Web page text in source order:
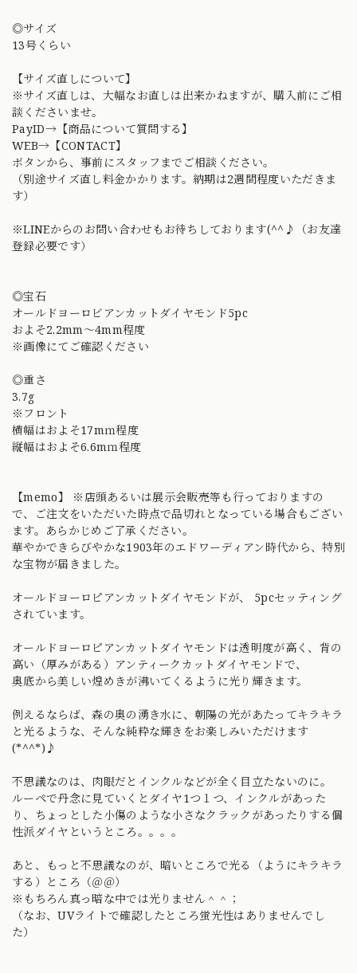
◎サイズ
13号くらい
【サイズ直しについて】
※サイズ直しは、大幅なお直しは出来かねますが、購入前にご相
談くださいませ。
PayID→【商品について質問する】
WEB→【CONTACT】
ボタンから、事前にスタッフまでご相談ください。
（別途サイズ直し料金かかります。納期は2週間程度いただきま
す）
※LINEからのお問い合わせもお待ちしております(^^♪（お友達
登録必要です）
◎宝石
オールドヨーロビアンカットダイヤモンド5pc
およそ2.2mm〜4mm程度
※画像にてご確認ください
◎重さ
3.7g
※フロント
横幅はおよそ17mｍ程度
縦幅はおよそ6.6mｍ程度
【memo】 ※店頭あるいは展示会販売等も行っておりますの
で、ご注文をいただいた時点で品切れとなっている場合もござい
ます。あらかじめご了承ください。
華やかできらびやかな1903年のエドワーディアン時代から、特別
な宝物が届きました。
オールドヨーロピアンカットダイヤモンドが、 5pcセッティング
されています。
オールドヨーロピアンカットダイヤモンドは透明度が高く、背の
高い（厚みがある）アンティークカットダイヤモンドで、
奥底から美しい煌めきが沸いてくるように光り輝きます。
例えるならば、森の奥の湧き水に、朝陽の光があたってキラキラ
と光るような、そんな純粋な輝きをお楽しみいただけます
(*^^*)♪
不思議なのは、肉眼だとインクルなどが全く目立たないのに。
ルーペで丹念に見ていくとダイヤ1つ１つ、インクルがあった
り、ちょっとした小傷のような小さなクラックがあったりする個
性派ダイヤというところ。。。。
あと、もっと不思議なのが、暗いところで光る（ようにキラキラ
する）ところ（＠＠）
※もちろん真っ暗な中では光りません＾＾；
（なお、UVライトで確認したところ蛍光性はありませんでし
た）